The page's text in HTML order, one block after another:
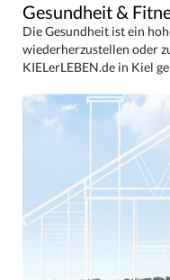
Gesundheit &
Die Gesundheit ist ein
wiederherzustellen oder
KIELerLEBEN.de in Kiel